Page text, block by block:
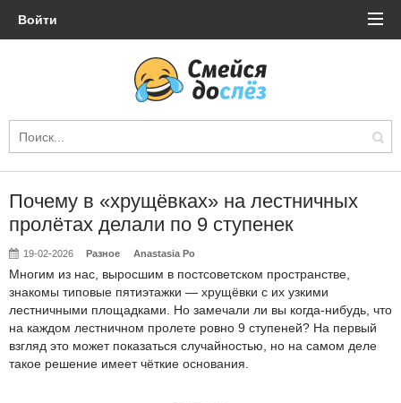
Войти
Почему в «хрущёвках» на лестничных
пролётах делали по 9 ступенек
19-02-2026 Разное Anastasia Po
Многим из нас, выросшим в постсоветском пространстве,
знакомы типовые пятиэтажки — хрущёвки с их узкими
лестничными площадками. Но замечали ли вы когда-нибудь, что
на каждом лестничном пролете ровно 9 ступеней? На первый
взгляд это может показаться случайностью, но на самом деле
такое решение имеет чёткие основания.